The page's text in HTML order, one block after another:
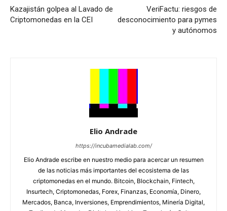
Kazajistán golpea al Lavado de
Criptomonedas en la CEI
VeriFactu: riesgos de
desconocimiento para pymes
y autónomos
Elio Andrade
https://incubamedialab.com/
Elio Andrade escribe en nuestro medio para acercar un resumen
de las noticias más importantes del ecosistema de las
criptomonedas en el mundo. Bitcoin, Blockchain, Fintech,
Insurtech, Criptomonedas, Forex, Finanzas, Economía, Dinero,
Mercados, Banca, Inversiones, Emprendimientos, Minería Digital,